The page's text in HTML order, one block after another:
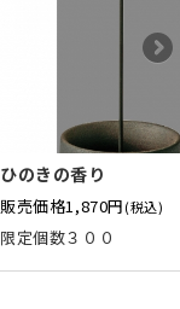
ひのきの香り
販売価格1,870円(税込)
限定個数３００